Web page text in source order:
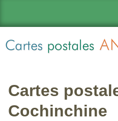
Région
Cartes
Cochinchine